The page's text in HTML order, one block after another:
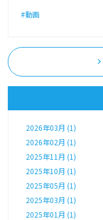
#動画
2026年03月 (1)
2026年02月 (1)
2025年11月 (1)
2025年10月 (1)
2025年05月 (1)
2025年03月 (1)
2025年01月 (1)